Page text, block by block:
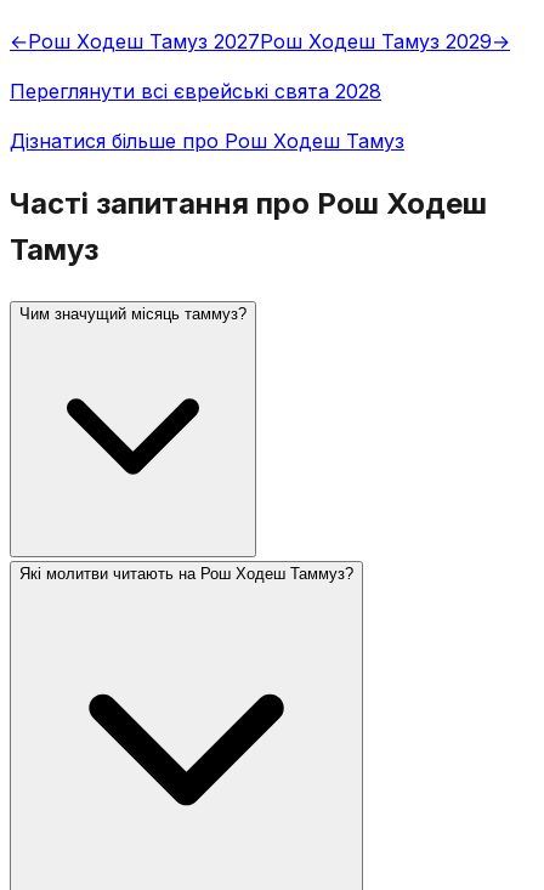
←Рош Ходеш Тамуз 2027Рош Ходеш Тамуз 2029→
Переглянути всі єврейські свята 2028
Дізнатися більше про Рош Ходеш Тамуз
Часті запитання про Рош Ходеш
Тамуз
Чим значущий місяць таммуз?
традицією, гріх золотого тельця та розбиття
Мойсеєм перших скрижалей відбулися протягом
Які молитви читають на Рош Ходеш Таммуз?